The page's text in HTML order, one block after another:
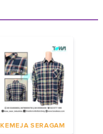
KEMEJA SERAGAM